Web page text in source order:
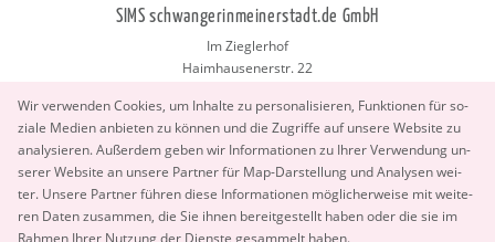
Wir ver­wen­den Coo­kies, um In­hal­te zu per­so­na­li­sie­ren, Funk­tio­nen für so­
zia­le Me­di­en an­bie­ten zu kön­nen und die Zu­grif­fe auf un­se­re Web­site zu
ana­ly­sie­ren. Au­ßer­dem geben wir In­for­ma­tio­nen zu Ihrer Ver­wen­dung un­
se­rer Web­site an un­se­re Part­ner für Map-Dar­stel­lung und Ana­ly­sen wei­
ter. Un­se­re Part­ner füh­ren diese In­for­ma­tio­nen mög­li­cher­wei­se mit wei­te­
ren Daten zu­sam­men, die Sie ihnen be­reit­ge­stellt haben oder die sie im
Rah­men Ihrer Nut­zung der Diens­te ge­sam­melt haben.
SIMS schwangerinmeinerstadt.de GmbH
Im Zieglerhof
Haimhausenerstr. 22
info@schwangerinmeinerstadt.de